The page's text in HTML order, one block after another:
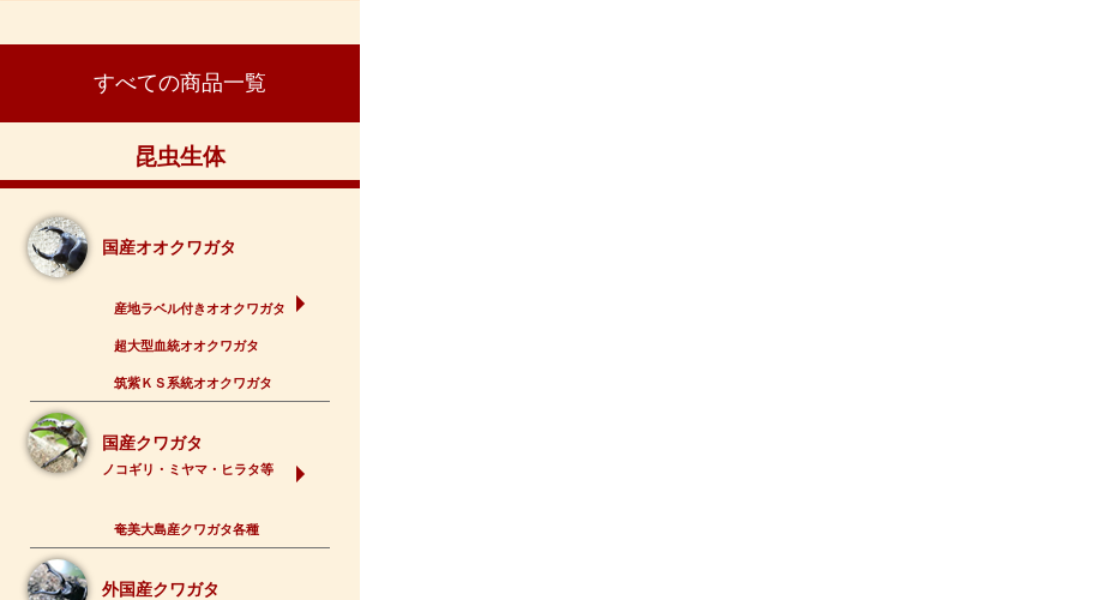
すべての商品一覧
昆虫生体
国産オオクワガタ
産地ラベル付きオオクワガタ
超大型血統オオクワガタ
筑紫ＫＳ系統オオクワガタ
国産クワガタ
ノコギリ・ミヤマ・ヒラタ等
奄美大島産クワガタ各種
外国産クワガタ